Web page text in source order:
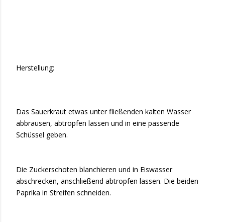
Herstellung:
Das Sauerkraut etwas unter fließenden kalten Wasser
abbrausen, abtropfen lassen und in eine passende
Schüssel geben.
Die Zuckerschoten blanchieren und in Eiswasser
abschrecken, anschließend abtropfen lassen. Die beiden
Paprika in Streifen schneiden.